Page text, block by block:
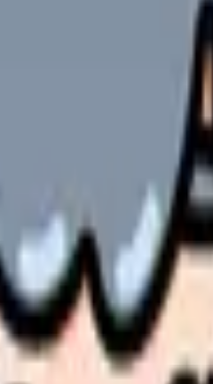
が、このテーマの一番大きな
職しながら求人を比較する、退
りません。勤務表、教育体制
訳することです。
えるか